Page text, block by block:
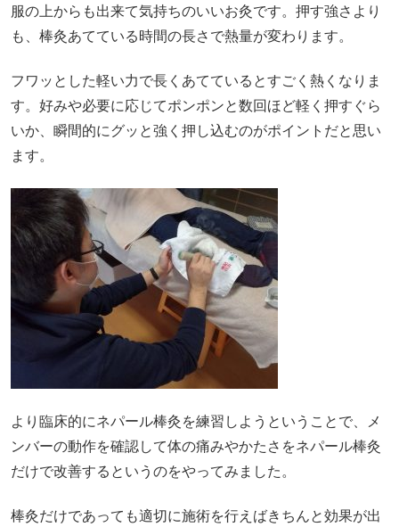
服の上からも出来て気持ちのいいお灸です。押す強さより
も、棒灸あてている時間の長さで熱量が変わります。
フワッとした軽い力で長くあてているとすごく熱くなりま
す。好みや必要に応じてポンポンと数回ほど軽く押すぐら
いか、瞬間的にグッと強く押し込むのがポイントだと思い
ます。
より臨床的にネパール棒灸を練習しようということで、メ
ンバーの動作を確認して体の痛みやかたさをネパール棒灸
だけで改善するというのをやってみました。
棒灸だけであっても適切に施術を行えばきちんと効果が出